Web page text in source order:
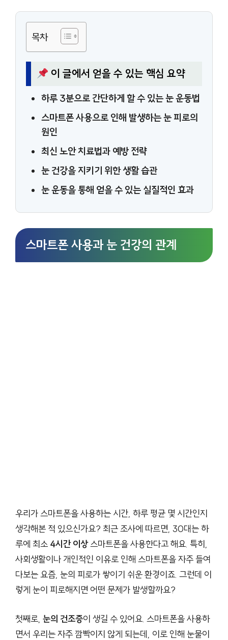
목차
이 글에서 얻을 수 있는 핵심 요약
하루 3분으로 간단하게 할 수 있는 눈 운동법
스마트폰 사용으로 인해 발생하는 눈 피로의
원인
최신 노안 치료법과 예방 전략
눈 건강을 지키기 위한 생활 습관
눈 운동을 통해 얻을 수 있는 실질적인 효과
스마트폰 사용과 눈 건강의 관계
우리가 스마트폰을 사용하는 시간, 하루 평균 몇 시간인지
생각해본 적 있으신가요? 최근 조사에 따르면, 30대는 하
루에 최소 4시간 이상스마트폰을 사용한다고 해요. 특히,
사회생활이나 개인적인 이유로 인해 스마트폰을 자주 들여
다보는 요즘, 눈의 피로가 쌓이기 쉬운 환경이죠. 그런데 이
렇게 눈이 피로해지면 어떤 문제가 발생할까요?
첫째로, 눈의 건조증이 생길 수 있어요. 스마트폰을 사용하
면서 우리는 자주 깜빡이지 않게 되는데, 이로 인해 눈물이